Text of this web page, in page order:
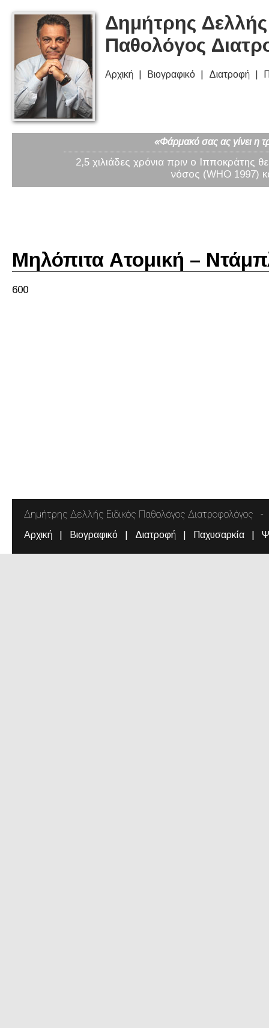
Δημήτρης
Παθολόγος
Αρχική Βιογραφικό Διατροφή
«Φάρμακό σας ας γίνει η
2,5 χιλιάδες χρόνια πριν ο Ιπποκράτης
νόσος (WHO 1997)
Μηλόπιτα Ατομική –
600
Δημήτρης Δελλής Ειδικός Παθολόγος Διατροφολόγος
Αρχική Βιογραφικό Διατροφή Παχυσαρκία